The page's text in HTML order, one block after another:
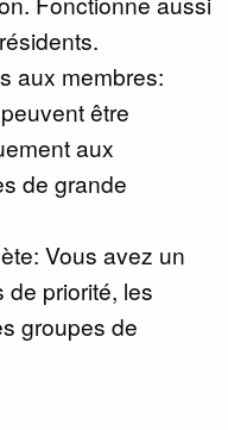
aux membres:
être
aux
de grande
Vous avez un
de priorité, les
groupes de